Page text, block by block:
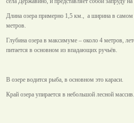
Длина озера примерно 1,5 км., а ширина в
метров.
Глубина озера в максимуме – около 4 метров,
питается в основном из впадающих ручьёв.
В озере водится рыба, в основном это караси.
Край озера упирается в небольшой лесной массив.